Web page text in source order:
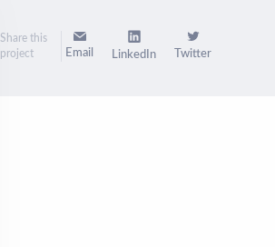
Share this
project
Email LinkedIn Twitter